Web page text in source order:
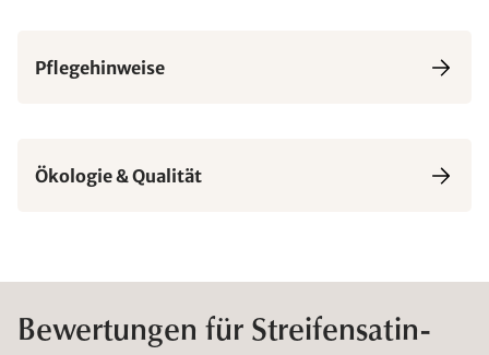
Pflegehinweise
Ökologie & Qualität
Bewertungen für Streifensatin-